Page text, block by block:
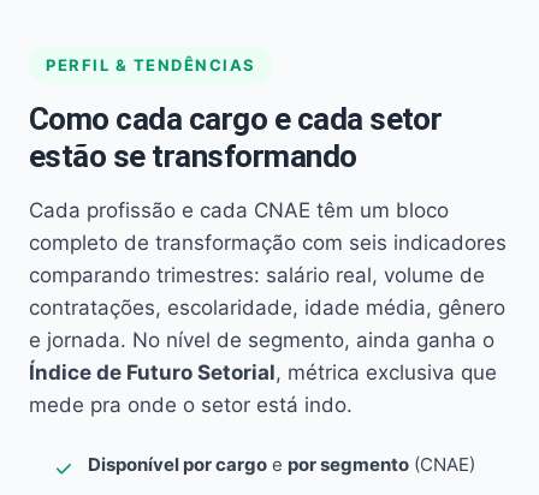
PERFIL & TENDÊNCIAS
Como cada cargo e cada setor
estão se transformando
Cada profissão e cada CNAE têm um bloco
completo de transformação com seis indicadores
comparando trimestres: salário real, volume de
contratações, escolaridade, idade média, gênero
e jornada. No nível de segmento, ainda ganha o
Índice de Futuro Setorial, métrica exclusiva que
mede pra onde o setor está indo.
Disponível por cargo e por segmento (CNAE)